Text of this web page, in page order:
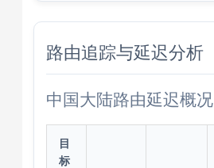
路由追踪与延迟分析
中国大陆路由延迟概况
目
标